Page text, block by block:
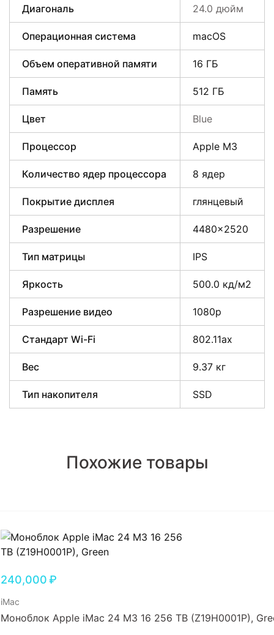
Диагональ 24.0 дюйм
Операционная система macOS
Объем оперативной памяти 16 ГБ
Память 512 ГБ
Цвет Blue
Процессор Apple M3
Количество ядер процессора 8 ядер
Покрытие дисплея глянцевый
Разрешение 4480×2520
Тип матрицы IPS
Яркость 500.0 кд/м2
Разрешение видео 1080p
Стандарт Wi-Fi 802.11ax
Вес 9.37 кг
Тип накопителя SSD
Похожие товары
240,000₽
iMac
Моноблок Apple iMac 24 M3 16 256 TB (Z19H0001P),